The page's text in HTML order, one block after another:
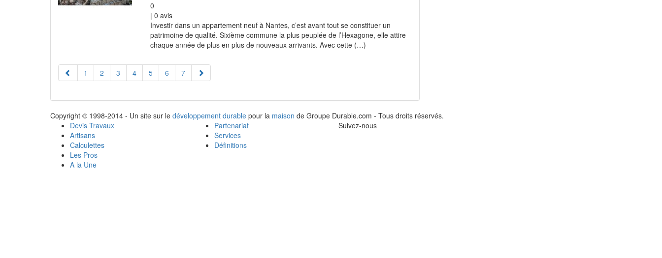
0
| 0 avis
Investir dans un appartement neuf à Nantes, c’est avant tout se constituer un
patrimoine de qualité. Sixième commune la plus peuplée de l’Hexagone, elle attire
chaque année de plus en plus de nouveaux arrivants. Avec cette (…)
1 2 3 4 5 6 7
Copyright © 1998-2014 - Un site sur le développement durable pour la maison de Groupe Durable.com - Tous droits réservés.
Devis Travaux
Artisans
Calculettes
Les Pros
A la Une
Partenariat
Services
Définitions
Suivez-nous